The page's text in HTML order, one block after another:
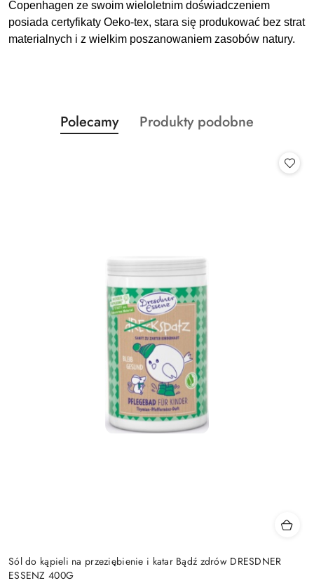
Copenhagen ze swoim wieloletnim doświadczeniem
posiada certyfikaty Oeko-tex, stara się produkować bez strat
materialnych i z wielkim poszanowaniem zasobów natury.
Pomiń karuzelę produktów
Produkty
o
Polecamy
Produkty
Produkty podobne
Sól do kąpieli na przeziębienie i katar Bądź zdrów DRESDNER
ESSENZ 400G